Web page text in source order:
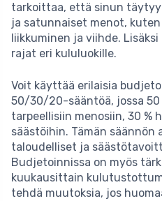
tarkoittaa, että sinun
ja satunnaiset menot,
liikkuminen ja viihde.
rajat eri kululuokille.
Voit käyttää erilaisia
50/30/20-sääntöä, jossa
tarpeellisiin menosiin, 30 %
säästöihin. Tämän
taloudelliset ja
Budjetoinnissa on myös
kuukausittain
tehdä muutoksia, jos